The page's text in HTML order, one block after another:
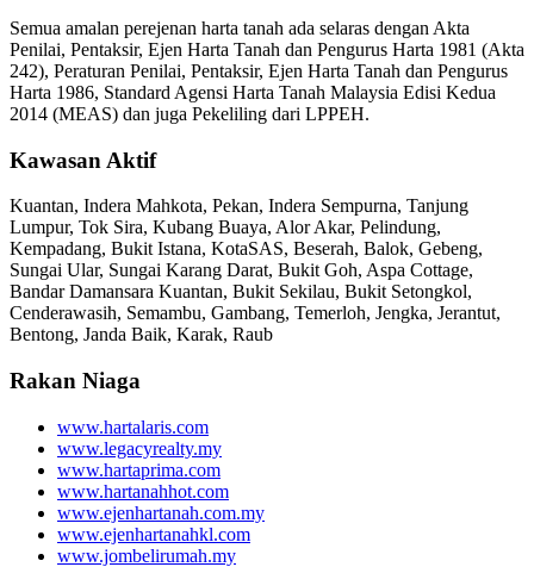
Semua amalan perejenan harta tanah ada selaras dengan Akta
Penilai, Pentaksir, Ejen Harta Tanah dan Pengurus Harta 1981 (Akta
242), Peraturan Penilai, Pentaksir, Ejen Harta Tanah dan Pengurus
Harta 1986, Standard Agensi Harta Tanah Malaysia Edisi Kedua
2014 (MEAS) dan juga Pekeliling dari LPPEH.
Kawasan Aktif
Kuantan, Indera Mahkota, Pekan, Indera Sempurna, Tanjung
Lumpur, Tok Sira, Kubang Buaya, Alor Akar, Pelindung,
Kempadang, Bukit Istana, KotaSAS, Beserah, Balok, Gebeng,
Sungai Ular, Sungai Karang Darat, Bukit Goh, Aspa Cottage,
Bandar Damansara Kuantan, Bukit Sekilau, Bukit Setongkol,
Cenderawasih, Semambu, Gambang, Temerloh, Jengka, Jerantut,
Bentong, Janda Baik, Karak, Raub
Rakan Niaga
www.hartalaris.com
www.legacyrealty.my
www.hartaprima.com
www.hartanahhot.com
www.ejenhartanah.com.my
www.ejenhartanahkl.com
www.jombelirumah.my